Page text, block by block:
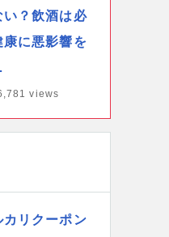
い？飲酒は必
康に悪影響を
views
カリクーポン